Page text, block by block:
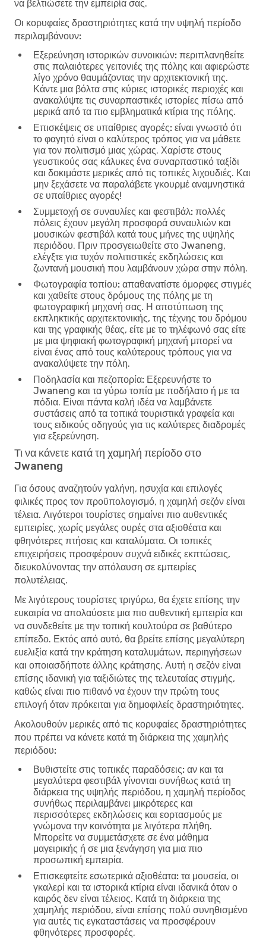
να βελτιώσετε την εμπειρία σας.
Οι κορυφαίες δραστηριότητες κατά την υψηλή περίοδο
περιλαμβάνουν:
Εξερεύνηση ιστορικών συνοικιών: περιπλανηθείτε
στις παλαιότερες γειτονιές της πόλης και αφιερώστε
λίγο χρόνο θαυμάζοντας την αρχιτεκτονική της.
Κάντε μια βόλτα στις κύριες ιστορικές περιοχές και
ανακαλύψτε τις συναρπαστικές ιστορίες πίσω από
μερικά από τα πιο εμβληματικά κτίρια της πόλης.
Επισκέψεις σε υπαίθριες αγορές: είναι γνωστό ότι
το φαγητό είναι ο καλύτερος τρόπος για να μάθετε
για τον πολιτισμό μιας χώρας. Χαρίστε στους
γευστικούς σας κάλυκες ένα συναρπαστικό ταξίδι
και δοκιμάστε μερικές από τις τοπικές λιχουδιές. Και
μην ξεχάσετε να παραλάβετε γκουρμέ αναμνηστικά
σε υπαίθριες αγορές!
Συμμετοχή σε συναυλίες και φεστιβάλ: πολλές
πόλεις έχουν μεγάλη προσφορά συναυλιών και
μουσικών φεστιβάλ κατά τους μήνες της υψηλής
περιόδου. Πριν προσγειωθείτε στο Jwaneng,
ελέγξτε για τυχόν πολιτιστικές εκδηλώσεις και
ζωντανή μουσική που λαμβάνουν χώρα στην πόλη.
Φωτογραφία τοπίου: απαθανατίστε όμορφες στιγμές
και χαθείτε στους δρόμους της πόλης με τη
φωτογραφική μηχανή σας. Η αποτύπωση της
εκπληκτικής αρχιτεκτονικής, της τέχνης του δρόμου
και της γραφικής θέας, είτε με το τηλέφωνό σας είτε
με μια ψηφιακή φωτογραφική μηχανή μπορεί να
είναι ένας από τους καλύτερους τρόπους για να
ανακαλύψετε την πόλη.
Ποδηλασία και πεζοπορία: Εξερευνήστε το
Jwaneng και τα γύρω τοπία με ποδήλατο ή με τα
πόδια. Είναι πάντα καλή ιδέα να λαμβάνετε
συστάσεις από τα τοπικά τουριστικά γραφεία και
τους ειδικούς οδηγούς για τις καλύτερες διαδρομές
για εξερεύνηση.
Τι να κάνετε κατά τη χαμηλή περίοδο στο
Jwaneng
Για όσους αναζητούν γαλήνη, ησυχία και επιλογές
φιλικές προς τον προϋπολογισμό, η χαμηλή σεζόν είναι
τέλεια. Λιγότεροι τουρίστες σημαίνει πιο αυθεντικές
εμπειρίες, χωρίς μεγάλες ουρές στα αξιοθέατα και
φθηνότερες πτήσεις και καταλύματα. Οι τοπικές
επιχειρήσεις προσφέρουν συχνά ειδικές εκπτώσεις,
διευκολύνοντας την απόλαυση σε εμπειρίες
πολυτέλειας.
Με λιγότερους τουρίστες τριγύρω, θα έχετε επίσης την
ευκαιρία να απολαύσετε μια πιο αυθεντική εμπειρία και
να συνδεθείτε με την τοπική κουλτούρα σε βαθύτερο
επίπεδο. Εκτός από αυτό, θα βρείτε επίσης μεγαλύτερη
ευελιξία κατά την κράτηση καταλυμάτων, περιηγήσεων
και οποιασδήποτε άλλης κράτησης. Αυτή η σεζόν είναι
επίσης ιδανική για ταξιδιώτες της τελευταίας στιγμής,
καθώς είναι πιο πιθανό να έχουν την πρώτη τους
επιλογή όταν πρόκειται για δημοφιλείς δραστηριότητες.
Ακολουθούν μερικές από τις κορυφαίες δραστηριότητες
που πρέπει να κάνετε κατά τη διάρκεια της χαμηλής
περιόδου:
Βυθιστείτε στις τοπικές παραδόσεις: αν και τα
μεγαλύτερα φεστιβάλ γίνονται συνήθως κατά τη
διάρκεια της υψηλής περιόδου, η χαμηλή περίοδος
συνήθως περιλαμβάνει μικρότερες και
περισσότερες εκδηλώσεις και εορτασμούς με
γνώμονα την κοινότητα με λιγότερα πλήθη.
Μπορείτε να συμμετάσχετε σε ένα μάθημα
μαγειρικής ή σε μια ξενάγηση για μια πιο
προσωπική εμπειρία.
Επισκεφτείτε εσωτερικά αξιοθέατα: τα μουσεία, οι
γκαλερί και τα ιστορικά κτίρια είναι ιδανικά όταν ο
καιρός δεν είναι τέλειος. Κατά τη διάρκεια της
χαμηλής περιόδου, είναι επίσης πολύ συνηθισμένο
για αυτές τις εγκαταστάσεις να προσφέρουν
φθηνότερες προσφορές.